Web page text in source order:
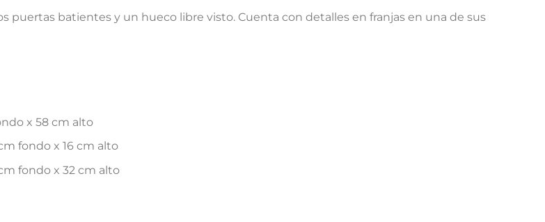
puertas batientes y un hueco libre visto. Cuenta con detalles en franjas en una de sus
x 58 cm alto
fondo x 16 cm alto
fondo x 32 cm alto